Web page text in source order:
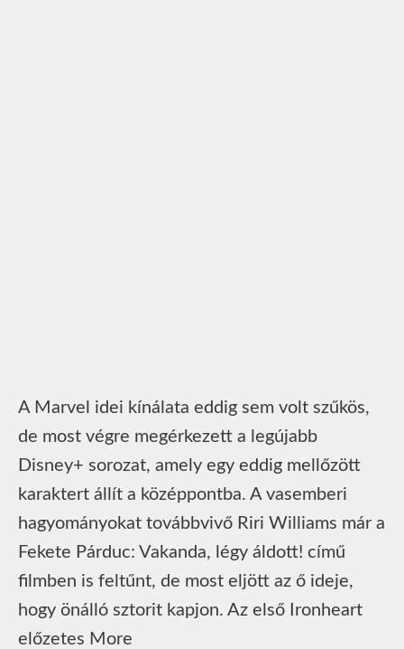
A Marvel idei kínálata eddig sem volt szűkös,
de most végre megérkezett a legújabb
Disney+ sorozat, amely egy eddig mellőzött
karaktert állít a középpontba. A vasemberi
hagyományokat továbbvivő Riri Williams már a
Fekete Párduc: Vakanda, légy áldott! című
filmben is feltűnt, de most eljött az ő ideje,
hogy önálló sztorit kapjon. Az első Ironheart
előzetes More